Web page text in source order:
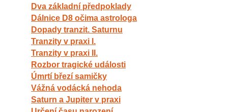
Dva základní předpoklady
Dálnice D8 očima astrologa
Dopady tranzit. Saturnu
Tranzity v praxi I.
Tranzity v praxi II.
Rozbor tragické události
Úmrtí březí samičky
Vážná vodácká nehoda
Saturn a Jupiter v praxi